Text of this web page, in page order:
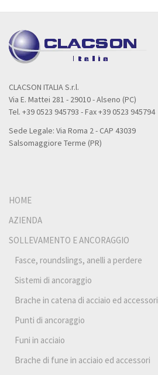
CLACSON ITALIA S.r.l.
Via E. Mattei 281 - 29010 - Alseno (PC)
Tel. +39 0523 945793 - Fax +39 0523 945794
Sede Legale: Via Roma 2 - CAP 43039
Salsomaggiore Terme (PR)
HOME
AZIENDA
SOLLEVAMENTO E ANCORAGGIO
Fasce, roundslings, anelli a perdere
Sistemi di ancoraggio
Brache in catena di acciaio ed accessori
Punti di ancoraggio
Funi in acciaio
Brache di fune in acciaio ed accessori